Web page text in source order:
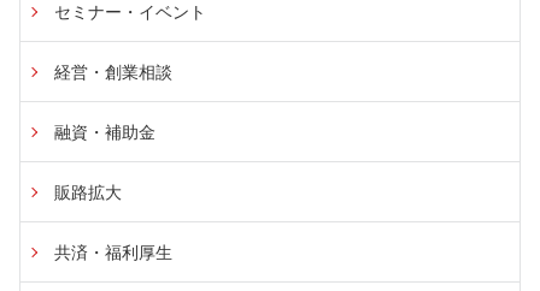
セミナー・イベント
経営・創業相談
融資・補助金
販路拡大
共済・福利厚生